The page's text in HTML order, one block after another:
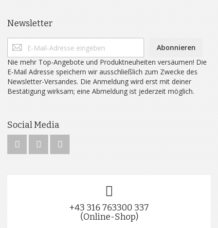
Newsletter
Abonnieren
Nie mehr Top-Angebote und Produktneuheiten versäumen! Die
E-Mail Adresse speichern wir ausschließlich zum Zwecke des
Newsletter-Versandes. Die Anmeldung wird erst mit deiner
Bestätigung wirksam; eine Abmeldung ist jederzeit möglich.
Social Media
+43 316 763300 337
(Online-Shop)